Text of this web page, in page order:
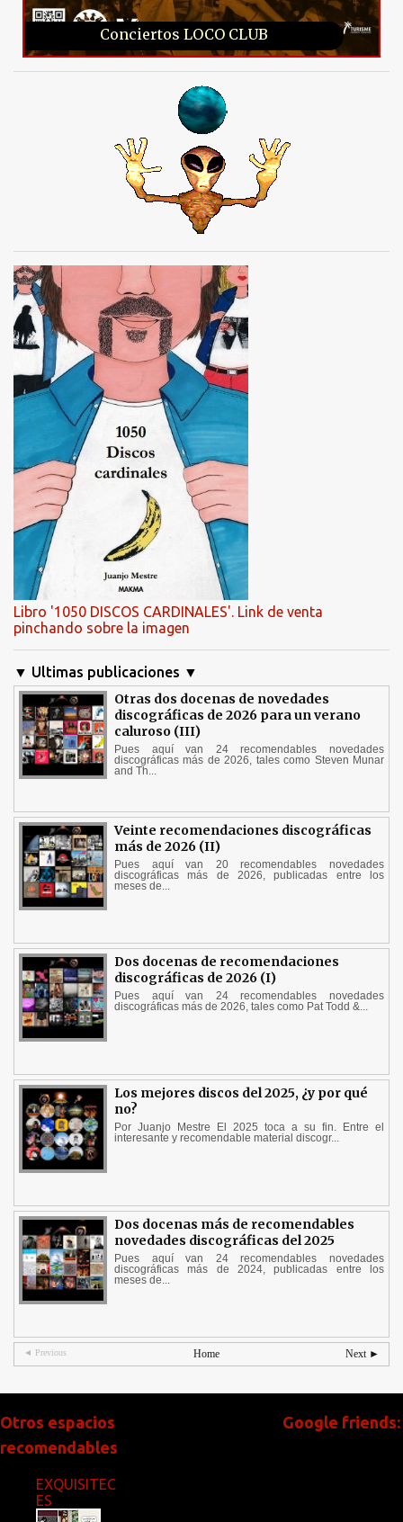
Conciertos LOCO CLUB
Libro '1050 DISCOS CARDINALES'. Link de venta
pinchando sobre la imagen
▼ Ultimas publicaciones ▼
Otras dos docenas de novedades
discográficas de 2026 para un verano
caluroso (III)
Pues aquí van 24 recomendables novedades
discográficas más de 2026, tales como Steven Munar
and Th...
Veinte recomendaciones discográficas
más de 2026 (II)
Pues aquí van 20 recomendables novedades
discográficas más de 2026, publicadas entre los
meses de...
Dos docenas de recomendaciones
discográficas de 2026 (I)
Pues aquí van 24 recomendables novedades
discográficas más de 2026, tales como Pat Todd &...
Los mejores discos del 2025, ¿y por qué
no?
Por Juanjo Mestre El 2025 toca a su fin. Entre el
interesante y recomendable material discogr...
Dos docenas más de recomendables
novedades discográficas del 2025
Pues aquí van 24 recomendables novedades
discográficas más de 2024, publicadas entre los
meses de...
◄ Previous Next ►
Home
Otros espacios
recomendables
EXQUISITEC
ES
Google friends: